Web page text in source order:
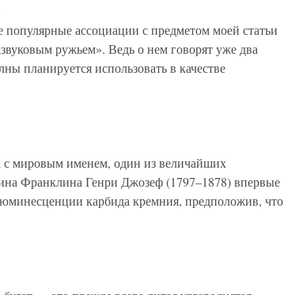
ассоциации с предметом моей статьи
ружьем». Ведь о нем говорят уже два
планируется использовать в качестве
с мировым именем, один из величайших
Франклина Генри Джозеф (1797–1878) впервые
карбида кремния, предположив, что